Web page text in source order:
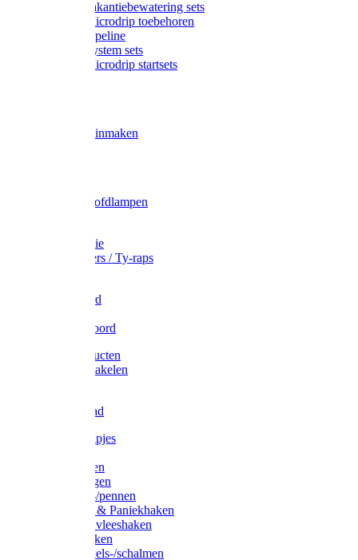
Gardena vakantiebewatering sets
Gardena Microdrip toebehoren
Gardena Pipeline
Gardena System sets
Gardena Microdrip startsets
Wecken & inmaken
Zak- & Hoofdlampen
Tape en folie
Kabelbinders / Ty-raps
Metselkoord
Elastisch koord
Afdekproducten
Heffen en takelen
Waslijndraad
Simplexknipjes
Sleutelringen
Gelaste ringen
Borgveren-/pennen
Musketons & Paniekhaken
S-haken & vleeshaken
Karabijnhaken
Noodschakels-/schalmen